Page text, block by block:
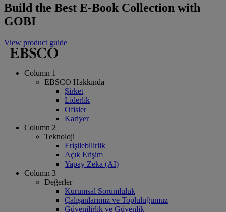
Build the Best E-Book Collection with
GOBI
View product guide
Column 1
EBSCO Hakkında
Şirket
Liderlik
Ofisler
Kariyer
Column 2
Teknoloji
Erişilebilirlik
Açık Erişim
Yapay Zeka (AI)
Column 3
Değerler
Kurumsal Sorumluluk
Çalışanlarımız ve Topluluğumuz
Güvenilirlik ve Güvenlik